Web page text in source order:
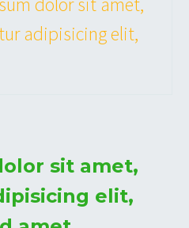
adipisicing elit,
sit amet,
elit,